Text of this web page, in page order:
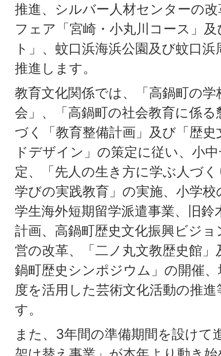
推進、シルバー人材センターの
フェア「宮崎・小丸川コース」
ト」、蚊口浜海浜公園及び蚊口
推進します。
教育文化関係では、「高鍋町の
会」、「高鍋町の社会教育に係
づく「教育整備計画」及び「歴
ドデザイン」の策定に従い、小
定、「先人の生き方に学ぶ人づ
学びの実践教育」の実施、小学
学生海外短期留学派遣事業、旧鈴
計画、高鍋町歴史文化振興ビジ
営の改革、「二ノ丸文教歴史館
鍋町歴史シンポジウム」の開催
度を活用した芸術文化活動の推
す。
また、3年間の準備期間を設けて